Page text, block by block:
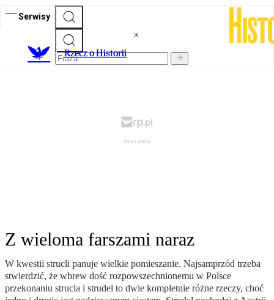
Serwisy
Rzecz o Historii
Z wieloma farszami naraz
W kwestii strucli panuje wielkie pomieszanie. Najsamprzód trzeba
stwierdzić, że wbrew dość rozpowszechnionemu w Polsce
przekonaniu strucla i strudel to dwie kompletnie różne rzeczy, choć